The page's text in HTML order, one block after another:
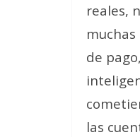
reales,
de
las